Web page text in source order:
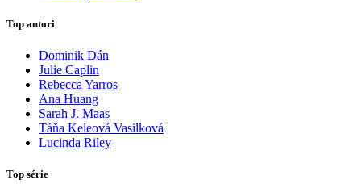
Top autori
Dominik Dán
Julie Caplin
Rebecca Yarros
Ana Huang
Sarah J. Maas
Táňa Keleová Vasilková
Lucinda Riley
Top série